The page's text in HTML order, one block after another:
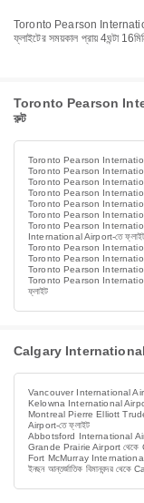
Toronto Pearson International Airport থেকে Calgary International Airport পর্যন্ত
ফ্লাইটের সময়কাল প্রায় 4ঘন্টা
Toronto Pearson
রুট
Toronto Pearson
Toronto Pearson International
Toronto Pearson International
Toronto Pearson International
Toronto Pearson International
Toronto Pearson International
Toronto Pearson
International Airport-তে
Toronto Pearson International
Toronto Pearson International
Toronto Pearson
Toronto Pearson
ফ্লাইট
Calgary International
Vancouver International
Kelowna International
Montreal Pierre Elliott
Airport-তে ফ্লাইট
Abbotsford International
Grande Prairie Airport থেকে
Fort McMurray
ইনছন আন্তর্জাতিক বিমানবন্দর